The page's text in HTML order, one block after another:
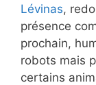
Lévinas,
présence
prochain,
robots mais
certains